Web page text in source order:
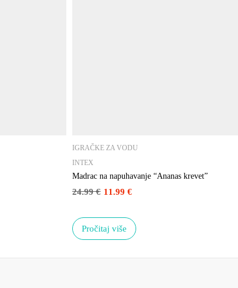
IGRAČKE ZA VODU
INTEX
Madrac na napuhavanje “Ananas krevet”
24.99€ 11.99 €
Pročitaj više